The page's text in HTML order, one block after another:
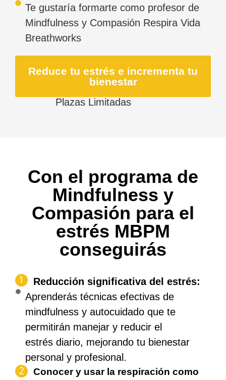
Te gustaría formarte como profesor de
Mindfulness y Compasión Respira Vida
Breathworks
Reduce tu estrés e incrementa tu
bienestar
Plazas Limitadas
Con el programa de
Mindfulness y
Compasión para el
estrés MBPM
conseguirás
Reducción significativa del estrés:
Aprenderás técnicas efectivas de
mindfulness y autocuidado que te
permitirán manejar y reducir el
estrés diario, mejorando tu bienestar
personal y profesional.
Conocer y usar la respiración como